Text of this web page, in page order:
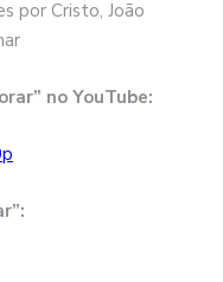
por Cristo, João
no YouTube: